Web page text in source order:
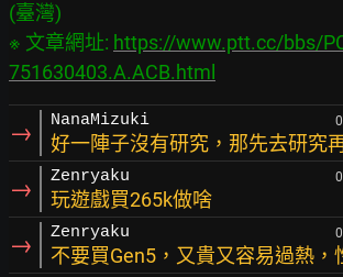
(臺灣)
※ 文章網址: https://www.ptt.cc/bbs/
751630403.A.ACB.html
→ NanaMizuki
好一陣子沒有研究，那先去研究
→ Zenryaku
玩遊戲買265k做啥
→ Zenryaku
不要買Gen5，又貴又容易過熱，